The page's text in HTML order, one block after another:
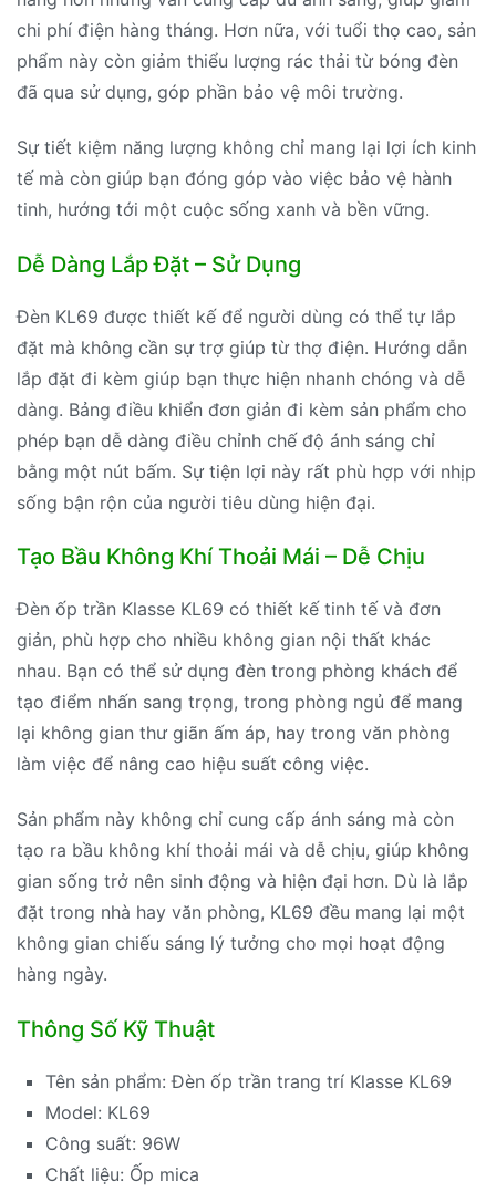
chi phí điện hàng tháng. Hơn nữa, với tuổi thọ cao, sản
phẩm này còn giảm thiểu lượng rác thải từ bóng đèn
đã qua sử dụng, góp phần bảo vệ môi trường.
Sự tiết kiệm năng lượng không chỉ mang lại lợi ích kinh
tế mà còn giúp bạn đóng góp vào việc bảo vệ hành
tinh, hướng tới một cuộc sống xanh và bền vững.
Dễ Dàng Lắp Đặt – Sử Dụng
Đèn KL69 được thiết kế để người dùng có thể tự lắp
đặt mà không cần sự trợ giúp từ thợ điện. Hướng dẫn
lắp đặt đi kèm giúp bạn thực hiện nhanh chóng và dễ
dàng. Bảng điều khiển đơn giản đi kèm sản phẩm cho
phép bạn dễ dàng điều chỉnh chế độ ánh sáng chỉ
bằng một nút bấm. Sự tiện lợi này rất phù hợp với nhịp
sống bận rộn của người tiêu dùng hiện đại.
Tạo Bầu Không Khí Thoải Mái – Dễ Chịu
Đèn ốp trần Klasse KL69 có thiết kế tinh tế và đơn
giản, phù hợp cho nhiều không gian nội thất khác
nhau. Bạn có thể sử dụng đèn trong phòng khách để
tạo điểm nhấn sang trọng, trong phòng ngủ để mang
lại không gian thư giãn ấm áp, hay trong văn phòng
làm việc để nâng cao hiệu suất công việc.
Sản phẩm này không chỉ cung cấp ánh sáng mà còn
tạo ra bầu không khí thoải mái và dễ chịu, giúp không
gian sống trở nên sinh động và hiện đại hơn. Dù là lắp
đặt trong nhà hay văn phòng, KL69 đều mang lại một
không gian chiếu sáng lý tưởng cho mọi hoạt động
hàng ngày.
Thông Số Kỹ Thuật
Tên sản phẩm: Đèn ốp trần trang trí Klasse KL69
Model: KL69
Công suất: 96W
Chất liệu: Ốp mica